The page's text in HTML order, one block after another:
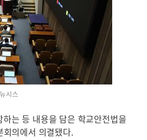
시스
는 등 내용을 담은 학교안전법을
의에서 의결됐다.